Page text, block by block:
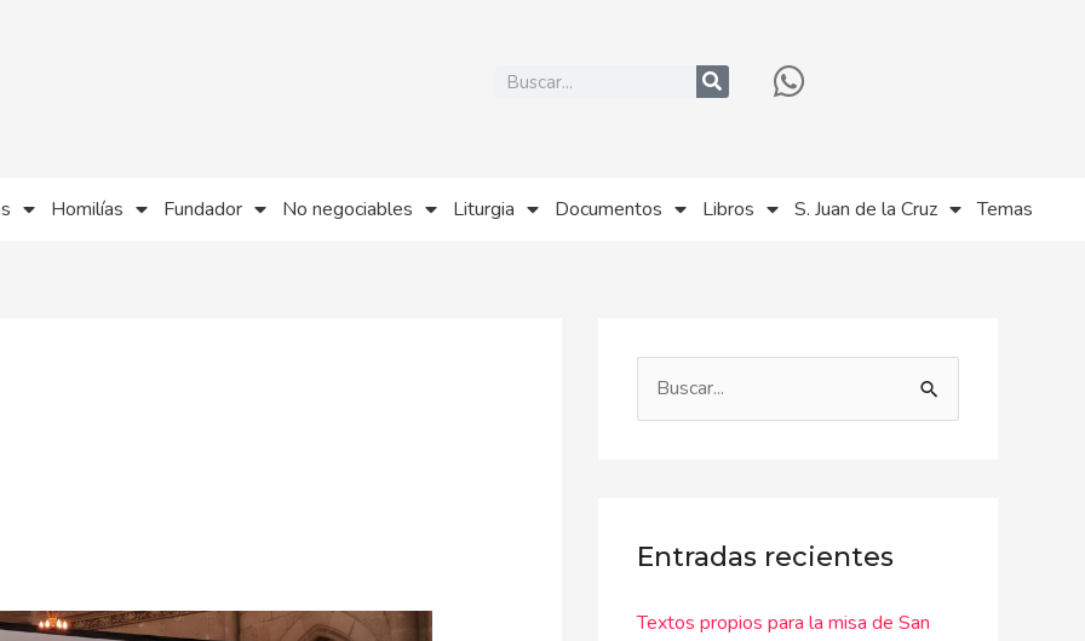
Homilías Fundador No negociables Liturgia Documentos Libros S. Juan de la Cruz Temas
a
p
Entradas recientes
Textos propios para la misa de San